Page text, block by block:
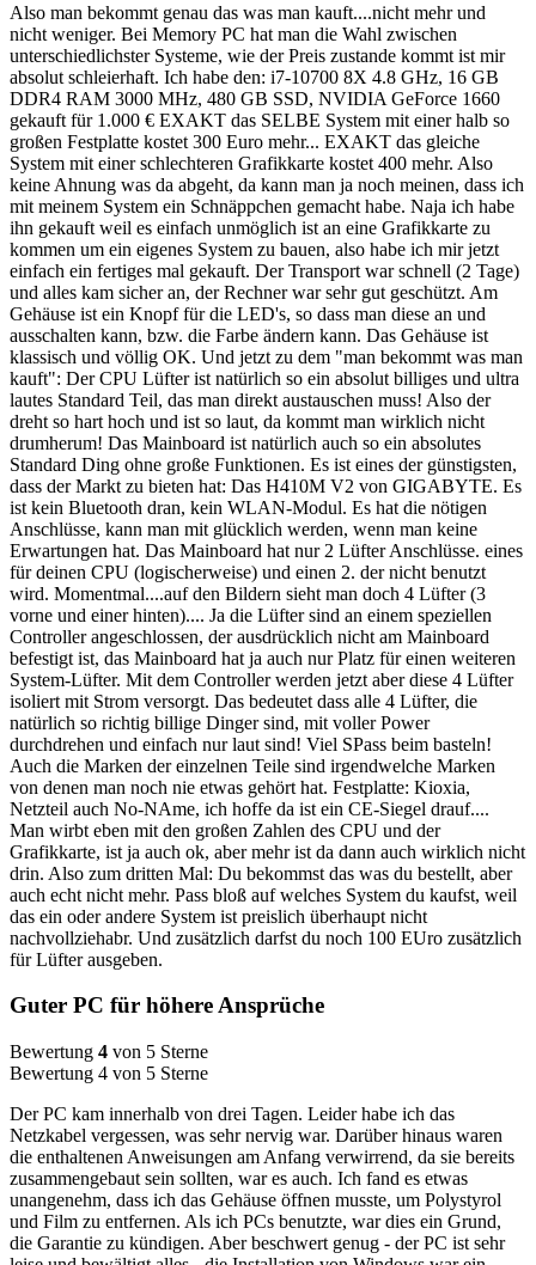
Also man bekommt genau das was man kauft....nicht mehr und
nicht weniger. Bei Memory PC hat man die Wahl zwischen
unterschiedlichster Systeme, wie der Preis zustande kommt ist mir
absolut schleierhaft. Ich habe den: i7-10700 8X 4.8 GHz, 16 GB
DDR4 RAM 3000 MHz, 480 GB SSD, NVIDIA GeForce 1660
gekauft für 1.000 € EXAKT das SELBE System mit einer halb so
großen Festplatte kostet 300 Euro mehr... EXAKT das gleiche
System mit einer schlechteren Grafikkarte kostet 400 mehr. Also
keine Ahnung was da abgeht, da kann man ja noch meinen, dass ich
mit meinem System ein Schnäppchen gemacht habe. Naja ich habe
ihn gekauft weil es einfach unmöglich ist an eine Grafikkarte zu
kommen um ein eigenes System zu bauen, also habe ich mir jetzt
einfach ein fertiges mal gekauft. Der Transport war schnell (2 Tage)
und alles kam sicher an, der Rechner war sehr gut geschützt. Am
Gehäuse ist ein Knopf für die LED's, so dass man diese an und
ausschalten kann, bzw. die Farbe ändern kann. Das Gehäuse ist
klassisch und völlig OK. Und jetzt zu dem "man bekommt was man
kauft": Der CPU Lüfter ist natürlich so ein absolut billiges und ultra
lautes Standard Teil, das man direkt austauschen muss! Also der
dreht so hart hoch und ist so laut, da kommt man wirklich nicht
drumherum! Das Mainboard ist natürlich auch so ein absolutes
Standard Ding ohne große Funktionen. Es ist eines der günstigsten,
dass der Markt zu bieten hat: Das H410M V2 von GIGABYTE. Es
ist kein Bluetooth dran, kein WLAN-Modul. Es hat die nötigen
Anschlüsse, kann man mit glücklich werden, wenn man keine
Erwartungen hat. Das Mainboard hat nur 2 Lüfter Anschlüsse. eines
für deinen CPU (logischerweise) und einen 2. der nicht benutzt
wird. Momentmal....auf den Bildern sieht man doch 4 Lüfter (3
vorne und einer hinten).... Ja die Lüfter sind an einem speziellen
Controller angeschlossen, der ausdrücklich nicht am Mainboard
befestigt ist, das Mainboard hat ja auch nur Platz für einen weiteren
System-Lüfter. Mit dem Controller werden jetzt aber diese 4 Lüfter
isoliert mit Strom versorgt. Das bedeutet dass alle 4 Lüfter, die
natürlich so richtig billige Dinger sind, mit voller Power
durchdrehen und einfach nur laut sind! Viel SPass beim basteln!
Auch die Marken der einzelnen Teile sind irgendwelche Marken
von denen man noch nie etwas gehört hat. Festplatte: Kioxia,
Netzteil auch No-NAme, ich hoffe da ist ein CE-Siegel drauf....
Man wirbt eben mit den großen Zahlen des CPU und der
Grafikkarte, ist ja auch ok, aber mehr ist da dann auch wirklich nicht
drin. Also zum dritten Mal: Du bekommst das was du bestellt, aber
auch echt nicht mehr. Pass bloß auf welches System du kaufst, weil
das ein oder andere System ist preislich überhaupt nicht
nachvollziehabr. Und zusätzlich darfst du noch 100 EUro zusätzlich
für Lüfter ausgeben.
Guter PC für höhere Ansprüche
Bewertung 4 von 5 Sterne
Bewertung 4 von 5 Sterne
Der PC kam innerhalb von drei Tagen. Leider habe ich das
Netzkabel vergessen, was sehr nervig war. Darüber hinaus waren
die enthaltenen Anweisungen am Anfang verwirrend, da sie bereits
zusammengebaut sein sollten, war es auch. Ich fand es etwas
unangenehm, dass ich das Gehäuse öffnen musste, um Polystyrol
und Film zu entfernen. Als ich PCs benutzte, war dies ein Grund,
die Garantie zu kündigen. Aber beschwert genug - der PC ist sehr